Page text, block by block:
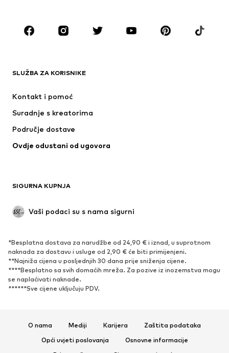
ODJEĆA
Jakne
Odijela i sakoi
Kupaći kostimi
Posebne prigode
OBUĆA
Novo
Otvorena obuća
Ekskluzivno
SPORT
Sportska odjeća
Šilterice i kape
SLUŽBA ZA KORISNIKE
Kontakt i pomoć
Suradnje s kreatorima
Područje dostave
Ovdje odustani od ugovora
SIGURNA KUPNJA
Vaši podaci su s nama sigurni
*Besplatna dostava za narudžbe od 24,90 € i iznad, u suprotnom
naknada za dostavu i usluge od 2,90 € će biti primijenjeni.
**Najniža cijena u posljednjih 30 dana prije sniženja cijene.
****Besplatno sa svih domaćih mreža. Za pozive iz inozemstva mogu
se naplaćivati ​​naknade.
******Sve cijene uključuju PDV.
O nama Mediji Karijera
Zaštita podataka
Opći uvjeti poslovanja
Osnovne informacije